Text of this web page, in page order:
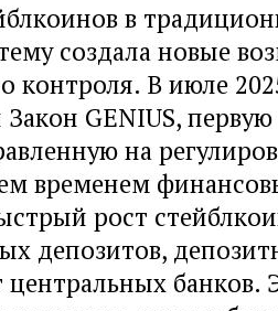
в
создала новые
контроля. В июле
GENIUS,
на
временем
рост
депозитов,
банков.